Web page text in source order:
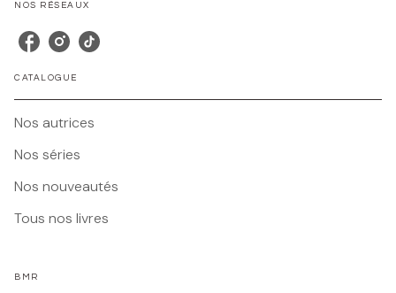
NOS RÉSEAUX
CATALOGUE
Nos autrices
Nos séries
Nos nouveautés
Tous nos livres
BMR